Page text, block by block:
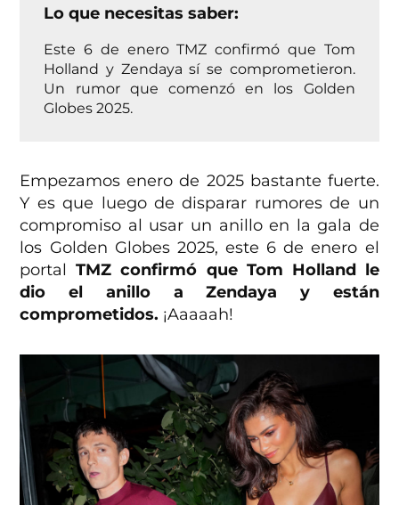
Lo que necesitas saber:
Este 6 de enero TMZ confirmó que Tom
Holland y Zendaya sí se comprometieron.
Un rumor que comenzó en los Golden
Globes 2025.
Empezamos enero de 2025 bastante fuerte.
Y es que luego de disparar rumores de un
compromiso al usar un anillo en la gala de
los Golden Globes 2025, este 6 de enero el
portalTMZ confirmó que Tom Holland le
dio el anillo a Zendaya y están
comprometidos. ¡Aaaaah!